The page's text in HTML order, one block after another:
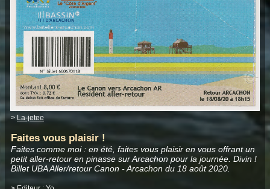
>La-jetee
Faites vous plaisir !
Faites comme moi : en été, faites vous plaisir en vous offrant un
petit aller-retour en pinasse sur Arcachon pour la journée. Divin !
Billet UBA Aller/retour Canon - Arcachon du 18 août 2020.